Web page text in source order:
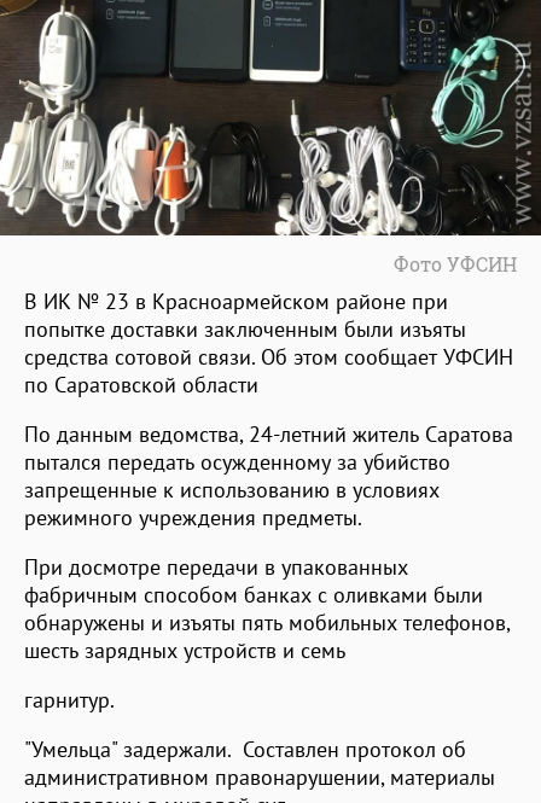
Фото УФСИН
В ИК № 23 в Красноармейском районе при
попытке доставки заключенным были изъяты
средства сотовой связи. Об этом сообщает УФСИН
по Саратовской области
По данным ведомства, 24-летний житель Саратова
пытался передать осужденному за убийство
запрещенные к использованию в условиях
режимного учреждения предметы.
При досмотре передачи в упакованных
фабричным способом банках с оливками были
обнаружены и изъяты пять мобильных телефонов,
шесть зарядных устройств и семь
гарнитур.
"Умельца" задержали. Составлен протокол об
административном правонарушении, материалы